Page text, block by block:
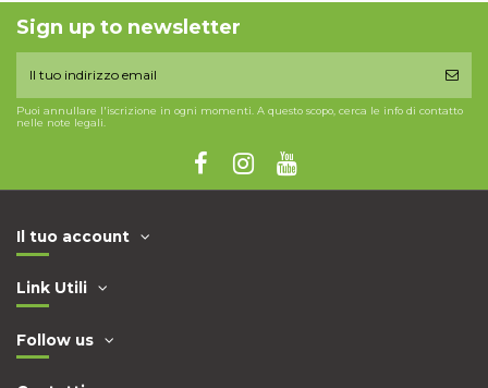
Sign up to newsletter
Puoi annullare l'iscrizione in ogni momenti. A questo scopo, cerca le info di contatto
nelle note legali.
Il tuo account
Link Utili
Follow us